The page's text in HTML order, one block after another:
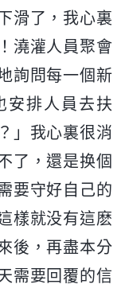
滑了，我心裏
澆灌人員聚會
詢問每一個新
安排人員去扶
」我心裏很消
了，還是换個
要守好自己的
樣就没有這麽
後，再盡本分
需要回覆的信